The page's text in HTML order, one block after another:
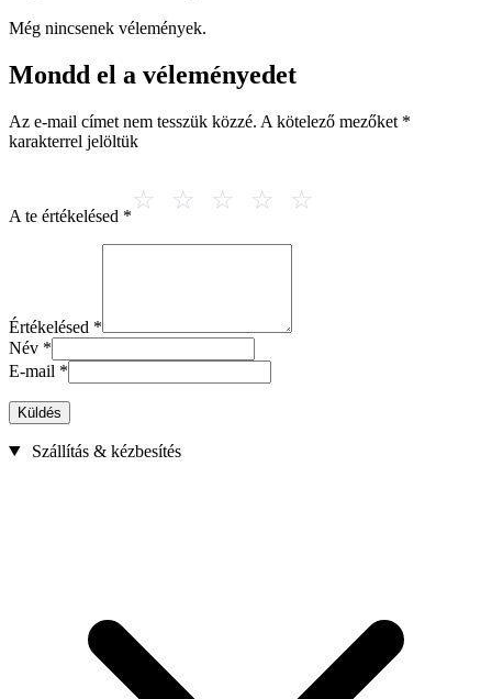
Még nincsenek vélemények.
Mondd el a véleményedet
Az e-mail címet nem tesszük közzé. A kötelező mezőket *
karakterrel jelöltük
A te értékelésed *
Értékelésed *
Név *
E-mail *
Küldés
Szállítás & kézbesítés